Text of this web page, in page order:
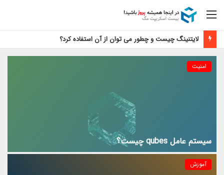
منو
لایتنینگ چیست و چطور می توان از آن استفاده کرد؟
امنیت
سیستم عامل qubes چیست؟
آموزش